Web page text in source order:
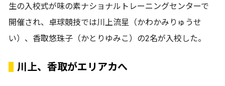
生の入校式が味の素ナショナルトレーニングセンターで
開催され、卓球競技では川上流星（かわかみりゅうせ
い）、香取悠珠子（かとりゆみこ）の2名が入校した。
川上、香取がエリアカへ